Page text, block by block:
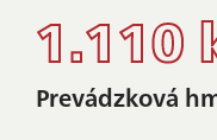
1.110
Prevádzková